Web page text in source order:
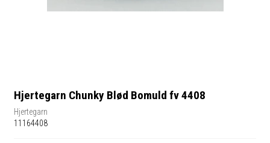
Hjertegarn Chunky Blød Bomuld fv 4408
Hjertegarn
11164408